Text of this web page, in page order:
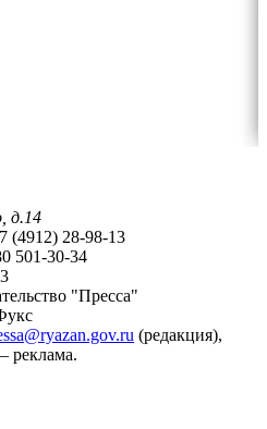
д.14
(4912) 28-98-13
501-30-34
"Пресса"
(редакция),
– реклама.